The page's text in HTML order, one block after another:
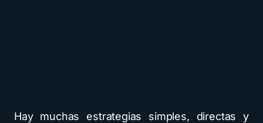
Hay muchas estrategias simples, directas y